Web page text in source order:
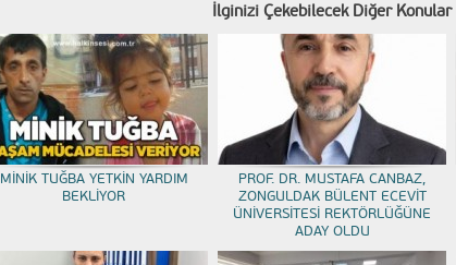
İlginizi Çekebilecek Diğer Konular
MİNİK TUĞBA YETKİN YARDIM
BEKLİYOR
PROF. DR. MUSTAFA CANBAZ,
ZONGULDAK BÜLENT ECEVİT
ÜNİVERSİTESİ REKTÖRLÜĞÜNE
ADAY OLDU